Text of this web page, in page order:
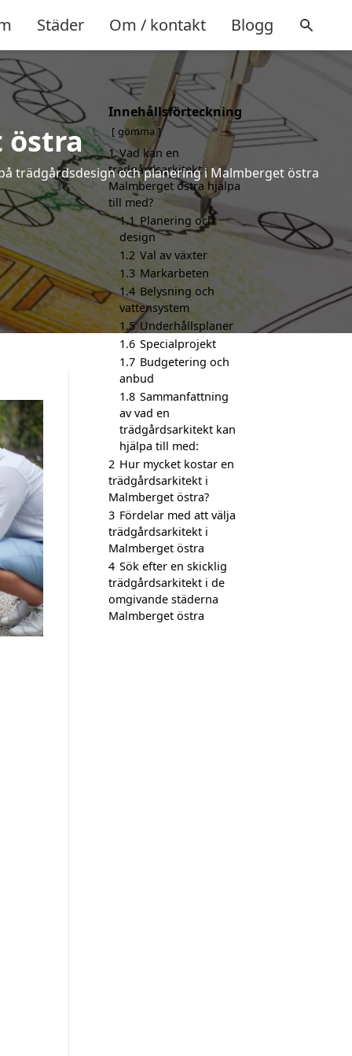
Städer Om / kontakt Blogg
östra
trädgårdsdesign och planering i Malmberget östra
Innehållsförteckning
gömma
1 Vad kan en
trädgårdsarkitekt i
Malmberget östra hjälpa
till med?
1.1 Planering och
design
1.2 Val av växter
1.3 Markarbeten
1.4 Belysning och
vattensystem
1.5 Underhållsplaner
1.6 Specialprojekt
1.7 Budgetering och
anbud
1.8 Sammanfattning
av vad en
trädgårdsarkitekt kan
hjälpa till med:
2 Hur mycket kostar en
trädgårdsarkitekt i
Malmberget östra?
3 Fördelar med att välja
trädgårdsarkitekt i
Malmberget östra
4 Sök efter en skicklig
trädgårdsarkitekt i de
omgivande städerna
Malmberget östra